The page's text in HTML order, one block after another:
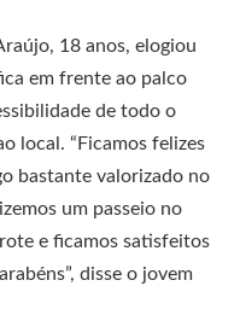
18 anos, elogiou
em frente ao palco
de todo o
local. “Ficamos felizes
bastante valorizado no
um passeio no
e ficamos satisfeitos
disse o jovem